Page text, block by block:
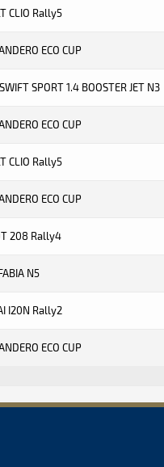
CLIO Rally5
ECO CUP
SPORT 1.4 BOOSTER JET N3
ECO CUP
CLIO Rally5
ECO CUP
208 Rally4
N5
I20N Rally2
ECO CUP